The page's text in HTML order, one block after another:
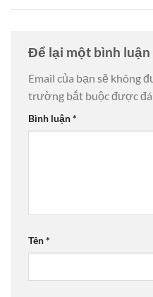
Để lại một bình luận
Email của bạn sẽ không
trường bắt buộc được
Bình luận*
Tên*